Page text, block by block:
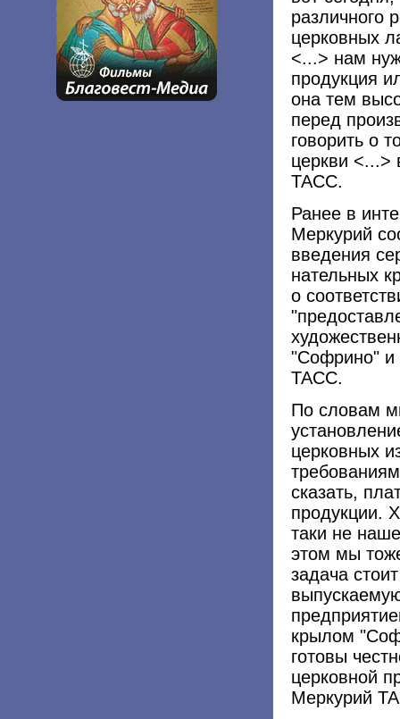
различного
церковных
<...> нам
продукция
она тем
перед
говорить о
церкви <...>
ТАСС.
Ранее в
Меркурий
введения
нательных
о
"Софрино" и
ТАСС.
По словам
церковных
сказать,
продукции.
таки не
этом мы
задача
крылом
готовы
церковной
Меркурий